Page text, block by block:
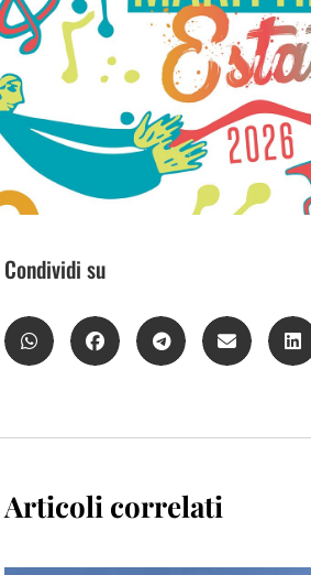
Condividi su
Articoli correlati